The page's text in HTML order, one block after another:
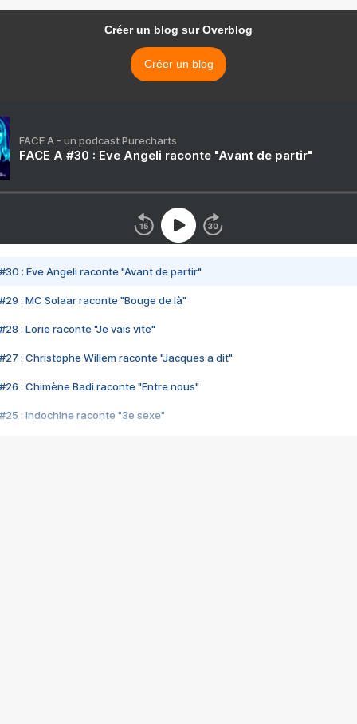
Créer un blog sur Overblog
Créer un blog
FACE A - un podcast Purecharts
FACE A #30 : Eve Angeli raconte "Avant de partir"
#30 : Eve Angeli raconte "Avant de partir"
#29 : MC Solaar raconte "Bouge de là"
#28 : Lorie raconte "Je vais vite"
#27 : Christophe Willem raconte "Jacques a dit"
#26 : Chimène Badi raconte "Entre nous"
#25 : Indochine raconte "3e sexe"